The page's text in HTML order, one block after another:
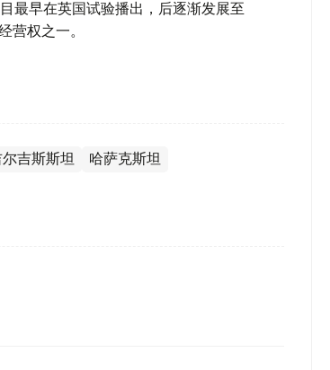
最早在英国试验播出，后逐渐发展至
营权之一。
吉斯斯坦 哈萨克斯坦